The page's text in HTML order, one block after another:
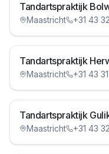
Tandartspraktijk
Maastricht +31 43
Tandartspraktijk
Maastricht +31 43
Tandartspraktijk
Maastricht +31 43